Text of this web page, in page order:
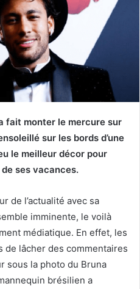
fait monter le mercure sur
sur les bords d’une
le meilleur décor pour
ses vacances.
de l’actualité avec sa
imminente, le voilà
médiatique. En effet, les
de lâcher des commentaires
sous la photo du Bruna
brésilien a